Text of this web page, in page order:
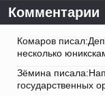
Комментарии
Комаров
несколько
Зёмина
государственных